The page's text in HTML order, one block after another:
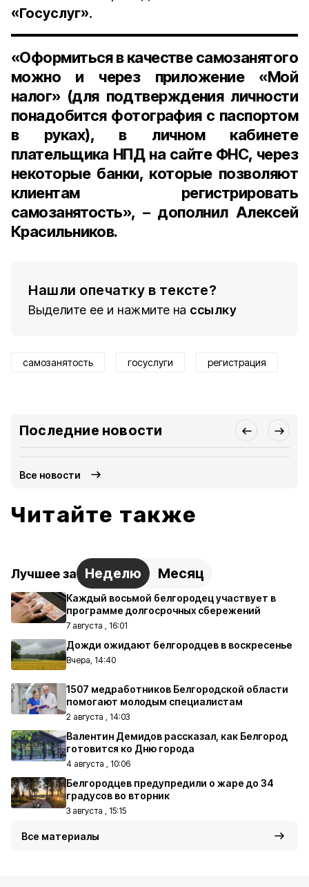
«Госуслуг».
«Оформиться в качестве самозанятого
можно и через приложение «Мой
налог» (для подтверждения личности
понадобится фотография с паспортом
в руках), в личном кабинете
плательщика НПД на сайте ФНС, через
некоторые банки, которые позволяют
клиентам регистрировать
самозанятость», – дополнил Алексей
Красильников.
Нашли опечатку в тексте?
Выделите ее и нажмите на ссылку
самозанятость госуслуги регистрация
Последние новости
Все новости
Читайте также
Лучшее за Неделю Месяц
Каждый восьмой белгородец участвует в
программе долгосрочных сбережений
7 августа , 16:01
Дожди ожидают белгородцев в воскресенье
Вчера, 14:40
1507 медработников Белгородской области
помогают молодым специалистам
2 августа , 14:03
Валентин Демидов рассказал, как Белгород
готовится ко Дню города
4 августа , 10:06
Белгородцев предупредили о жаре до 34
градусов во вторник
3 августа , 15:15
Все материалы